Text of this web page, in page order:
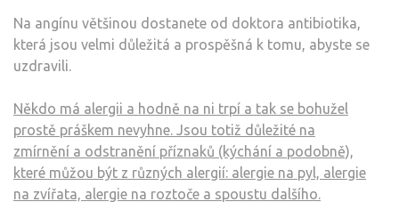
Na angínu většinou dostanete od doktora antibiotika,
která jsou velmi důležitá a prospěšná k tomu, abyste se
uzdravili.
Někdo má alergii a hodně na ni trpí a tak se bohužel
prostě práškem nevyhne. Jsou totiž důležité na
zmírnění a odstranění příznaků (kýchání a podobně),
které můžou být z různých alergií: alergie na pyl, alergie
na zvířata, alergie na roztoče a spoustu dalšího.